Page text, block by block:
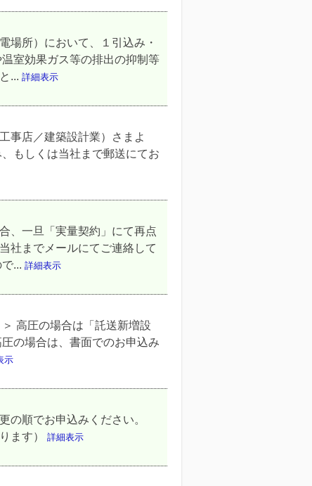
場所）において、１引込み・
室効果ガス等の排出の抑制等
... 詳細表示
事店／建築設計業）さまよ
もしくは当社まで郵送にてお
、一旦「実量契約」にて再点
社までメールにてご連絡して
... 詳細表示
高圧の場合は「託送新増設
の場合は、書面でのお申込み
示
順でお申込みください。
ます） 詳細表示